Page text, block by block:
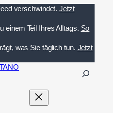
verschwindet. Jetzt
einem Teil Ihres Alltags. So
was Sie täglich tun. Jetzt